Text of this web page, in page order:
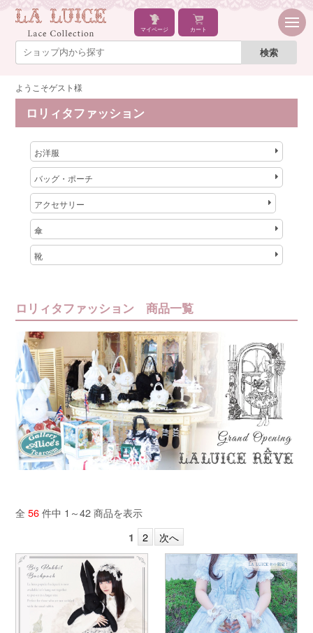
マイページ カート
ようこそゲスト様
ロリィタファッション
お洋服
バッグ・ポーチ
アクセサリー
傘
靴
ロリィタファッション 商品一覧
全56件中 1～42 商品を表示
1 2 次へ